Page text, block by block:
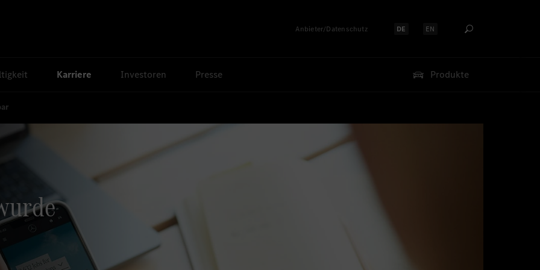
Anbieter/Datenschutz Sprache auswählen:
DE Sprache auswählen:
EN
Karriere Investoren Presse Produkte